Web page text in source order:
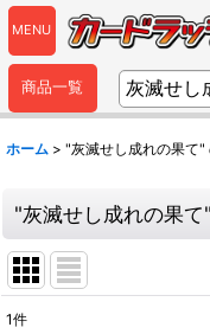
MENU
商品一覧
ホーム > "灰滅せし成れの果て"
"灰滅せし成れの果て"
1件